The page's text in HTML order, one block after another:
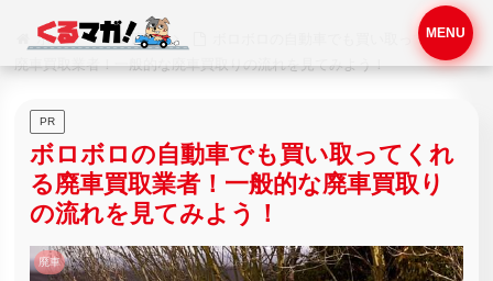
ホーム 廃車
ボロボロの自動車でも買い取ってくれる
廃車買取業者！一般的な廃車買取りの流れを見てみよう！
PR
ボロボロの自動車でも買い取ってくれ
る廃車買取業者！一般的な廃車買取り
の流れを見てみよう！
廃車
MENU